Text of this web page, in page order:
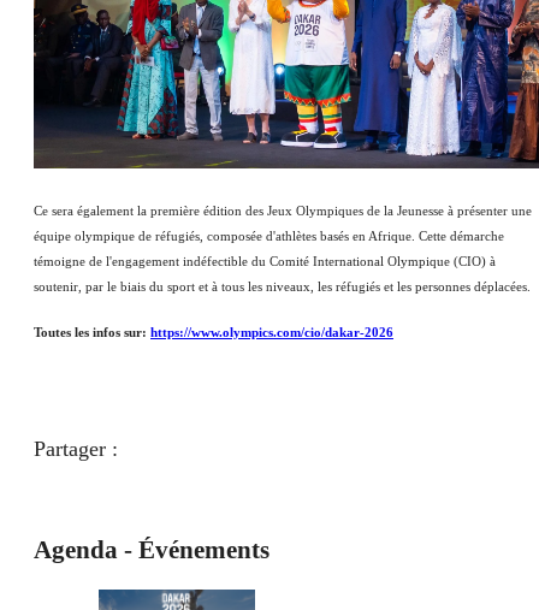
Ce sera également la première édition des Jeux Olympiques de la Jeunesse à présenter une
équipe olympique de réfugiés, composée d'athlètes basés en Afrique. Cette démarche
témoigne de l'engagement indéfectible du Comité International Olympique (CIO) à
soutenir, par le biais du sport et à tous les niveaux, les réfugiés et les personnes déplacées.
Toutes les infos sur: https://www.olympics.com/cio/dakar-2026
Partager :
Agenda - Événements